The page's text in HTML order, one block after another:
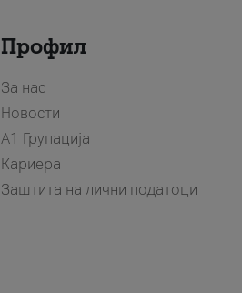
Профил
За нас
Новости
А1 Групација
Кариера
Заштита на лични податоци